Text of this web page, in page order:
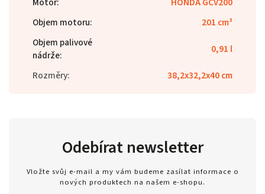
Objem motoru:
201 cm³
Objem palivové
nádrže: 0,91 l
Rozměry: 38,2x32,2x40 cm
Odebírat newsletter
Vložte svůj e-mail a my vám budeme zasílat informace o
nových produktech na našem e-shopu.